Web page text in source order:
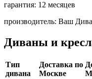
гарантия: 12 месяцев
производитель: Ваш
Диваны и
Тип
дивана
Доставка по
Москве